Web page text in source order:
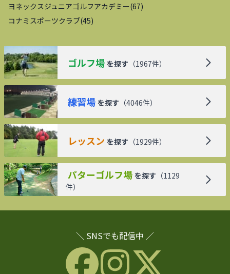
ヨネックスジュニアゴルフアカデミー(67)
コナミスポーツクラブ(45)
ゴルフ場 を探す （1967件）
練習場 を探す （4046件）
レッスン を探す （1929件）
パターゴルフ場 を探す （1129
件）
＼ SNSでも配信中 ／